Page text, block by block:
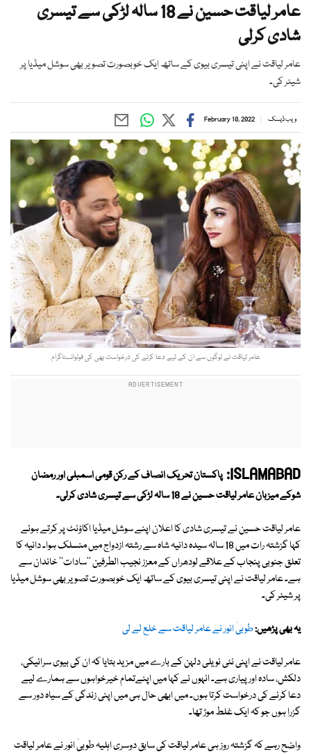
عامر لیاقت حسین نے 18 سالہ لڑکی سے تیسری
شادی کرلی
عامر لیاقت نے اپنی تیسری بیوی کے ساتھ ایک خوبصورت تصویر بھی سوشل میڈیا پر
شیئر کی۔
ویب ڈیسک February 10, 2022
عامر لیاقت نے لوگوں سے ان کے لیے دعا کرنے کی درخواست بھی کی فوٹوانسٹاگرام
ISLAMABAD: پاکستان تحریک انصاف کے رکن قومی اسمبلی اور رمضان
شوکے میزبان عامر لیاقت حسین نے 18 سالہ لڑکی سے تیسری شادی کرلی۔
عامر لیاقت حسین نے تیسری شادی کا اعلان اپنے سوشل میڈیا اکاؤنٹ پر کرتے ہوئے
کہا گزشتہ رات میں 18 سالہ سیدہ دانیہ شاہ سے رشتہ ازدواج میں منسلک ہوا۔ دانیہ کا
تعلق جنوبی پنجاب کے علاقے لودھراں کے معزز نجیب الطرفین ''سادات'' خاندان سے
ہے۔ عامر لیاقت نے اپنی تیسری بیوی کے ساتھ ایک خوبصورت تصویر بھی سوشل میڈیا
پر شیئر کی۔
یہ بھی پڑھیں:طوبیٰ انور نے عامر لیاقت سے خلع لے لی
عامر لیاقت نے اپنی نئی نویلی دلہن کے بارے میں مزید بتایا کہ ان کی بیوی سرائیکی،
دلکش، سادہ اور پیاری ہے۔ انہوں نے کہا میں اپنےتمام خیرخواہوں سے ہمارے لیے
دعا کرنے کی درخواست کرتا ہوں۔ میں ابھی حال ہی میں اپنی زندگی کے سیاہ دور سے
گزرا ہوں جو کہ ایک غلط موڑ تھا۔
واضح رہے کہ گزشتہ روز ہی عامر لیاقت کی سابق دوسری اہلیہ طوبیٰ انور نے عامر لیاقت